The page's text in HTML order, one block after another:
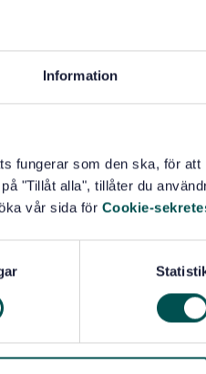
Information
fungerar som den ska, för
"Tillåt alla", tillåter du
vår sida för Cookie-